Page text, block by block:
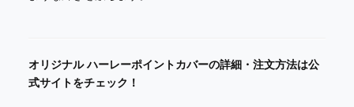
オリジナル ハーレーポイントカバーの詳細・注文方法は公
式サイトをチェック！